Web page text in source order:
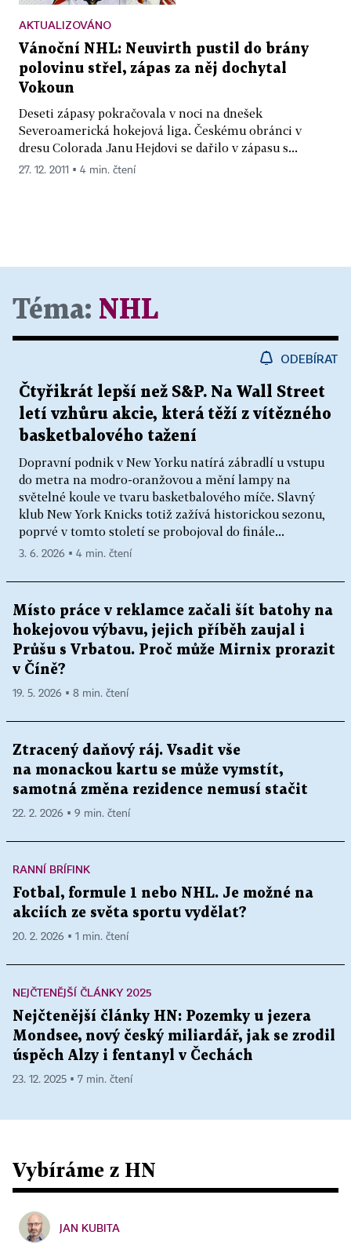
AKTUALIZOVÁNO
Vánoční NHL: Neuvirth pustil do brány
polovinu střel, zápas za něj dochytal
Vokoun
Deseti zápasy pokračovala v noci na dnešek
Severoamerická hokejová liga. Českému obránci v
dresu Colorada Janu Hejdovi se dařilo v zápasu s...
27. 12. 2011 ▪ 4 min. čtení
Téma: NHL
ODEBÍRAT
Čtyřikrát lepší než S&P. Na Wall Street
letí vzhůru akcie, která těží z vítězného
basketbalového tažení
Dopravní podnik v New Yorku natírá zábradlí u vstupu
do metra na modro-oranžovou a mění lampy na
světelné koule ve tvaru basketbalového míče. Slavný
klub New York Knicks totiž zažívá historickou sezonu,
poprvé v tomto století se probojoval do finále...
3. 6. 2026 ▪ 4 min. čtení
Místo práce v reklamce začali šít batohy na
hokejovou výbavu, jejich příběh zaujal i
Průšu s Vrbatou. Proč může Mirnix prorazit
v Číně?
19. 5. 2026 ▪ 8 min. čtení
Ztracený daňový ráj. Vsadit vše
na monackou kartu se může vymstít,
samotná změna rezidence nemusí stačit
22. 2. 2026 ▪ 9 min. čtení
RANNÍ BRÍFINK
Fotbal, formule 1 nebo NHL. Je možné na
akciích ze světa sportu vydělat?
20. 2. 2026 ▪ 1 min. čtení
NEJČTENĚJŠÍ ČLÁNKY 2025
Nejčtenější články HN: Pozemky u jezera
Mondsee, nový český miliardář, jak se zrodil
úspěch Alzy i fentanyl v Čechách
23. 12. 2025 ▪ 7 min. čtení
Vybíráme z HN
JAN KUBITA